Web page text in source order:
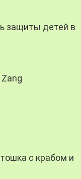
защиты детей в
с крабом и